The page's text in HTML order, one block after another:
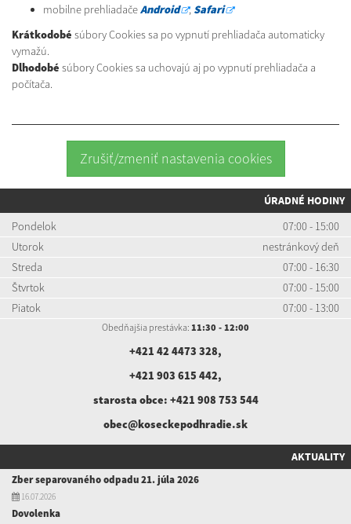
mobilne prehliadačeAndroid , Safari
Krátkodobé súbory Cookies sa po vypnutí prehliadača automaticky
vymažú.
Dlhodobé súbory Cookies sa uchovajú aj po vypnutí prehliadača a
počítača.
Zrušiť/zmeniť nastavenia cookies
ÚRADNÉ HODINY
Pondelok
07:00 - 15:00
Utorok
nestránkový deň
Streda
07:00 - 16:30
Štvrtok
07:00 - 15:00
Piatok
07:00 - 13:00
Obedňajšia prestávka: 11:30 - 12:00
+421 42 4473 328,
+421 903 615 442,
starosta obce: +421 908 753 544
obec@koseckepodhradie.sk
AKTUALITY
Zber separovaného odpadu 21. júla 2026
16.07.2026
Dovolenka